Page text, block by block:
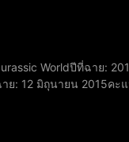
ย: 12 มิถุนายน 2015ค